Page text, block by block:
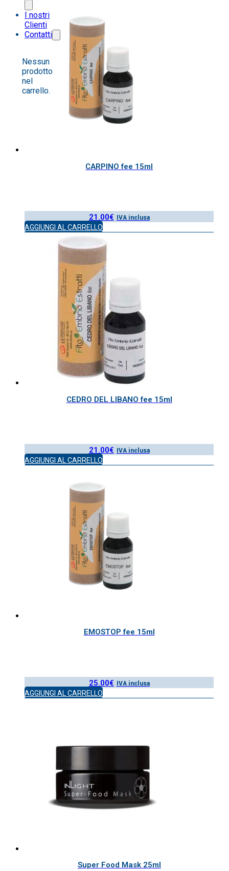
I nostri
Clienti
Contatti
Nessun
prodotto
nel
carrello.
CARPINO fee 15ml
21.00€ IVA inclusa
AGGIUNGI AL CARRELLO
CEDRO DEL LIBANO fee 15ml
21.00€ IVA inclusa
AGGIUNGI AL CARRELLO
EMOSTOP fee 15ml
25.00€ IVA inclusa
AGGIUNGI AL CARRELLO
Super Food Mask 25ml